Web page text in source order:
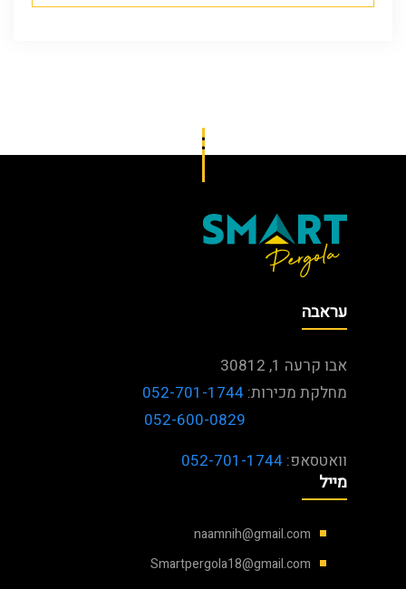
עראבה
אבו קרעה 1, 30812
מחלקת מכירות: 052-701-1744
052-600-0829
וואטסאפ: 052-701-1744
מייל
naamnih@gmail.com
Smartpergola18@gmail.com